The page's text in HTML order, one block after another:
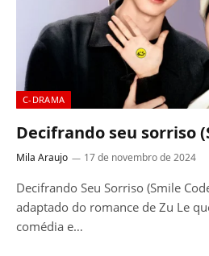
C-DRAMA
Decifrando seu sorriso
Mila Araujo 17 de novembro de 2024
Decifrando Seu Sorriso (Smile
adaptado do romance de Zu Le
comédia e…